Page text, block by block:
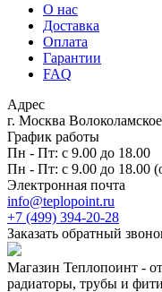
О нас
Доставка
Оплата
Гарантии
FAQ
Адрес
г. Москва
График работы
Пн - Пт: с 9.00 до 18.00
Пн - Пт: с 9.00 до 18.00
Электронная почта
info@teplopoint.ru
+7 (499) 394-20-28
Заказать обратный
Магазин Теплопоинт -
радиаторы, трубы и